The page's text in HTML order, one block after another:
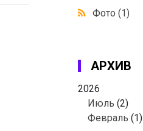
Фото(1)
АРХИВ
2026
Июль (2)
Февраль (1)